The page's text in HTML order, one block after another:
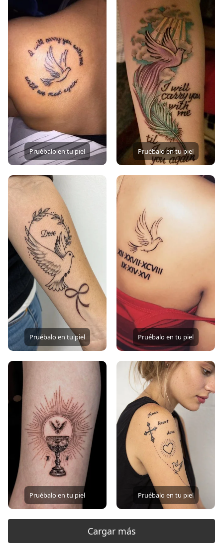
Pruébalo en tu piel Pruébalo en tu piel
Pruébalo en tu piel Pruébalo en tu piel
Pruébalo en tu piel Pruébalo en tu piel
Cargar más